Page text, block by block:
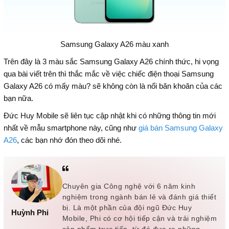
Samsung Galaxy A26 màu xanh
Trên đây là 3 màu sắc Samsung Galaxy A26 chính thức, hi vọng
qua bài viết trên thì thắc mắc về việc chiếc điện thoại Samsung
Galaxy A26 có mấy màu? sẽ không còn là nổi băn khoăn của các
bạn nữa.
Đức Huy Mobile sẽ liên tục cập nhật khi có những thông tin mới
nhất về mẫu smartphone này, cũng như giá bán Samsung Galaxy
A26, các bạn nhớ đón theo dõi nhé.
Huỳnh Phi
Chuyên gia Công nghệ với 6 năm kinh
nghiệm trong ngành bán lẻ và đánh giá thiết
bị. Là một phần của đội ngũ Đức Huy
Mobile, Phi có cơ hội tiếp cận và trải nghiệm